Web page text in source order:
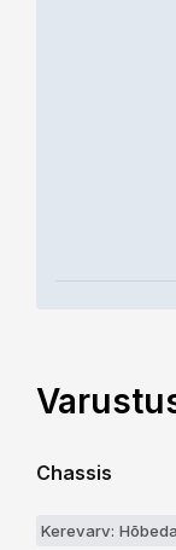
Chassis
Kerevarv: